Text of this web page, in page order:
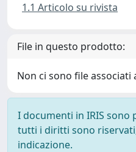
1.1 Articolo su rivista
File in questo prodotto:
Non ci sono file
I documenti in IRIS
tutti i diritti sono
indicazione.